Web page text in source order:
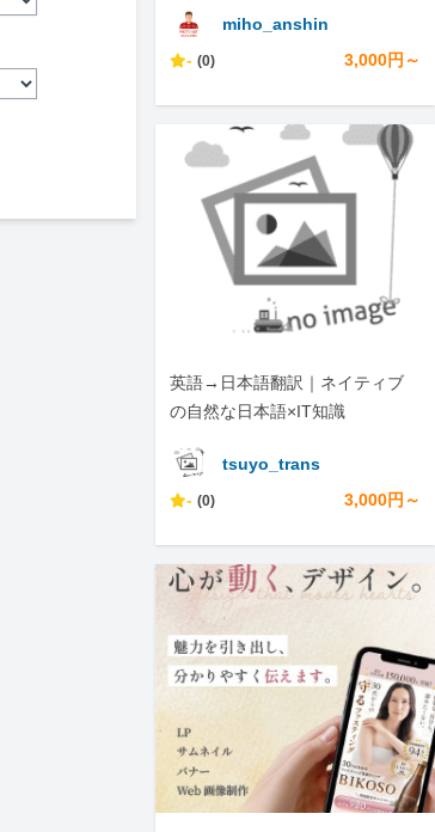
miho_anshin
- (0) 3,000円～
英語→日本語翻訳｜ネイティブ
の自然な日本語×IT知識
tsuyo_trans
- (0) 3,000円～